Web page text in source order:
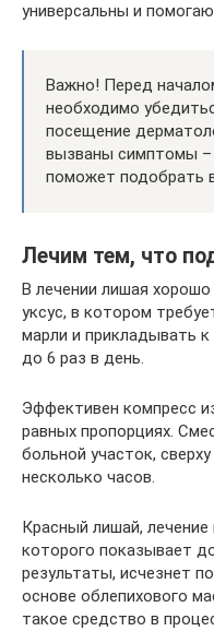
универсальны и
Важно! Перед
необходимо
посещение
вызваны симптомы –
поможет подобрать
Лечим тем, что
В лечении лишая
уксус, в котором
марли и прикладывать
до 6 раз в день.
Эффективен компресс
равных пропорциях.
больной участок,
несколько часов.
Красный лишай,
которого показывает
результаты, исчезнет
основе облепихового
такое средство в